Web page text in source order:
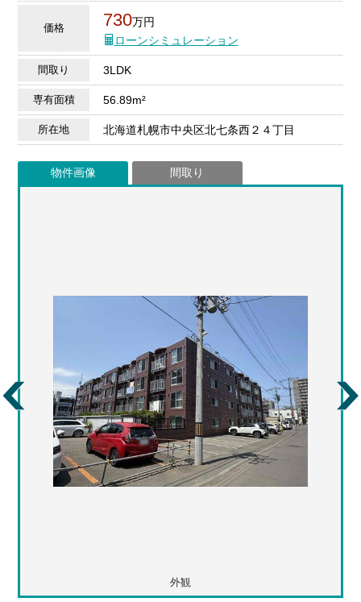
価格 730万円
ローンシミュレーション
間取り 3LDK
専有面積 56.89m²
所在地 北海道札幌市中央区北七条西２４丁目
物件画像 間取り
外観